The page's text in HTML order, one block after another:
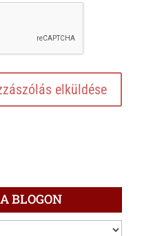
BLOGON